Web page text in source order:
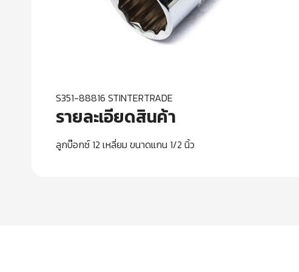
S351-88816 STINTERTRADE
รายละเอียดสินค้า
ลูกบ๊อกซ์ 12 เหลี่ยม ขนาดแกน 1/2 นิ้ว